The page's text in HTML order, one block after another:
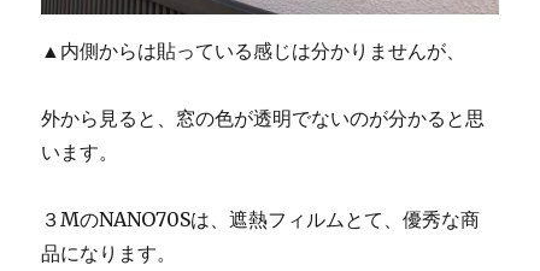
▲内側からは貼っている感じは分かりませんが、
外から見ると、窓の色が透明でないのが分かると思
います。
３MのNANO70Sは、遮熱フィルムとて、優秀な商
品になります。